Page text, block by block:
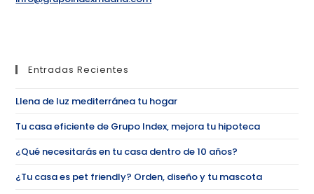
Entradas Recientes
Llena de luz mediterránea tu hogar
Tu casa eficiente de Grupo Index, mejora tu hipoteca
¿Qué necesitarás en tu casa dentro de 10 años?
¿Tu casa es pet friendly? Orden, diseño y tu mascota